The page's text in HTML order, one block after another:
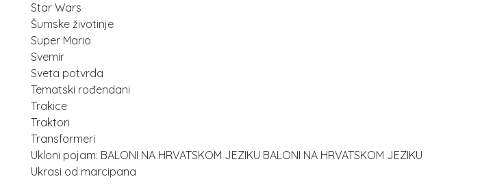
Star Wars
Šumske životinje
Super Mario
Svemir
Sveta potvrda
Tematski rođendani
Trakice
Traktori
Transformeri
Ukloni pojam: BALONI NA HRVATSKOM JEZIKU BALONI NA HRVATSKOM JEZIKU
Ukrasi od marcipana